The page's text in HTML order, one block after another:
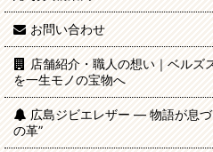
お問い合わせ
店舗紹介・職人の想い｜ベルズ
を一生モノの宝物へ
広島ジビエレザー — 物語が息
の革”